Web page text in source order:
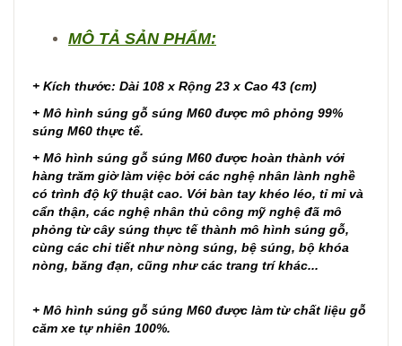
MÔ TẢ SẢN PHẨM:
+ Kích thước: Dài 108 x Rộng 23 x Cao 43 (cm)
+ Mô hình súng gỗ súng M60 được mô phỏng 99%
súng M60 thực tế.
+ Mô hình súng gỗ súng M60 được hoàn thành với
hàng trăm giờ làm việc bởi các nghệ nhân lành nghề
có trình độ kỹ thuật cao. Với bàn tay khéo léo, tỉ mỉ và
cẩn thận, các nghệ nhân thủ công mỹ nghệ đã mô
phỏng từ cây súng thực tế thành mô hình súng gỗ,
cùng các chi tiết như nòng súng, bệ súng, bộ khóa
nòng, băng đạn, cũng như các trang trí khác...
+ Mô hình súng gỗ súng M60 được làm từ chất liệu gỗ
căm xe tự nhiên 100%.